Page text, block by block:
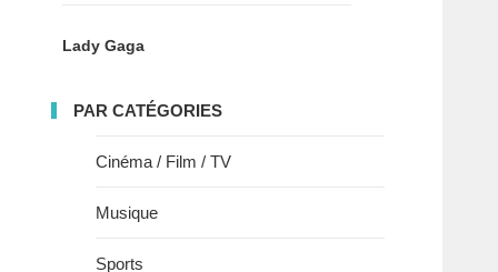
Lady Gaga
PAR CATÉGORIES
Cinéma / Film / TV
Musique
Sports